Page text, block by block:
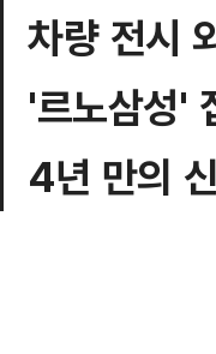
차량 전시
'르노삼성'
4년 만의